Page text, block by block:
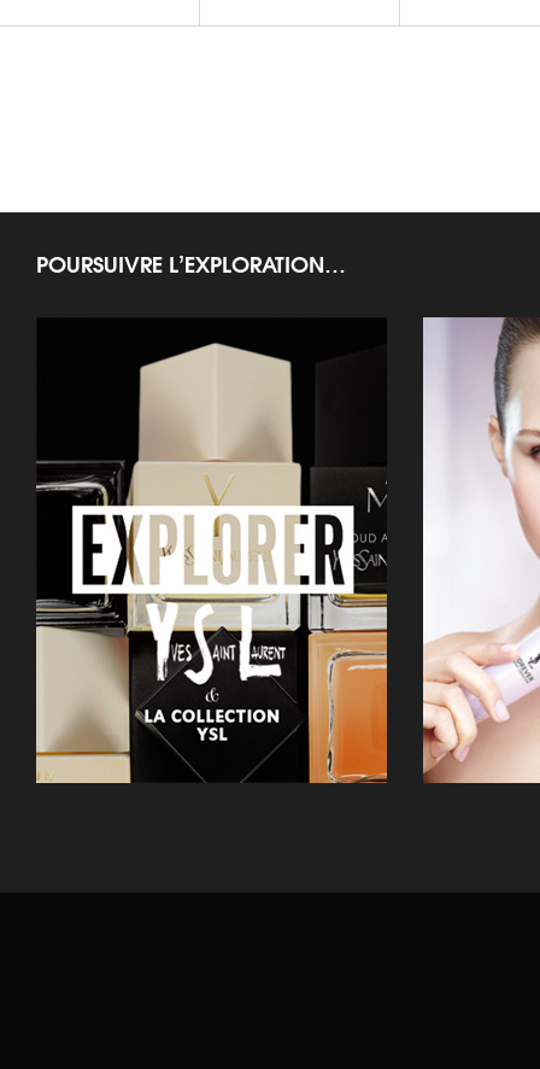
POURSUIVRE L’EXPLORATION…